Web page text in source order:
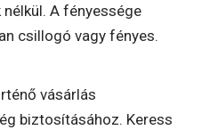
A fényessége
csillogó vagy fényes.
vásárlás
biztosításához. Keress